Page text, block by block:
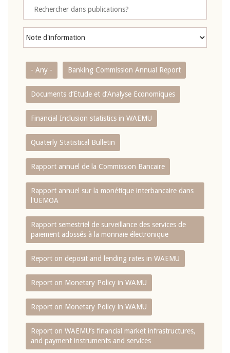
- Any - Banking Commission Annual Report
Documents d’Etude et d’Analyse Economiques
Financial Inclusion statistics in WAEMU
Quaterly Statistical Bulletin
Rapport annuel de la Commission Bancaire
Rapport annuel sur la monétique interbancaire dans
l'UEMOA
Rapport semestriel de surveillance des services de
paiement adossés à la monnaie électronique
Report on deposit and lending rates in WAEMU
Report on Monetary Policy in WAMU
Report on Monetary Policy in WAMU
Report on WAEMU’s financial market infrastructures,
and payment instruments and services